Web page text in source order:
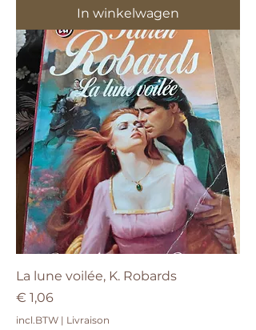
In winkelwagen
La lune voilée, K. Robards
Prijs
€ 1,06
incl.BTW | Livraison